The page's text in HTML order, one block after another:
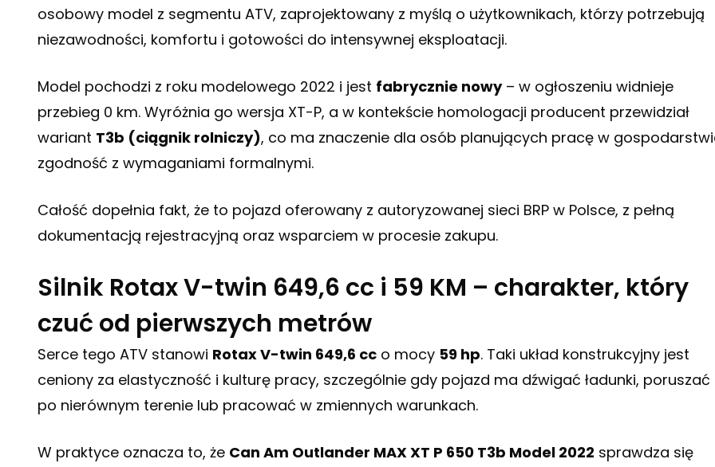
osobowy model z segmentu ATV, zaprojektowany z myślą o użytkownikach, którzy potrzebują
niezawodności, komfortu i gotowości do intensywnej eksploatacji.
Model pochodzi z roku modelowego 2022 i jest fabrycznie nowy– w ogłoszeniu widnieje
przebieg 0 km. Wyróżnia go wersja XT-P, a w kontekście homologacji producent przewidział
wariant T3b (ciągnik rolniczy), co ma znaczenie dla osób planujących pracę w
zgodność z wymaganiami formalnymi.
Całość dopełnia fakt, że to pojazd oferowany z autoryzowanej sieci BRP w Polsce, z pełną
dokumentacją rejestracyjną oraz wsparciem w procesie zakupu.
Silnik Rotax V-twin 649,6 cc i 59 KM – charakter, który
czuć od pierwszych metrów
Serce tego ATV stanowi Rotax V-twin 649,6 cc o mocy 59 hp. Taki układ konstrukcyjny jest
ceniony za elastyczność i kulturę pracy, szczególnie gdy pojazd ma dźwigać ładunki, poruszać
po nierównym terenie lub pracować w zmiennych warunkach.
W praktyce oznacza to, że Can Am Outlander MAX XT P 650 T3b Model 2022 sprawdza się